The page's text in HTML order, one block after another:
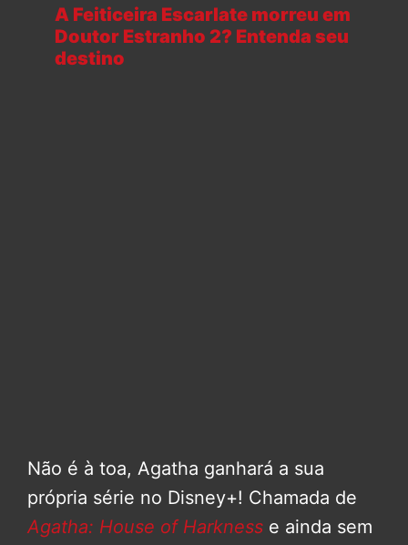
A Feiticeira Escarlate morreu em
Doutor Estranho 2? Entenda seu
destino
Não é à toa, Agatha ganhará a sua
própria série no Disney+! Chamada de
Agatha: House of Harkness e ainda sem